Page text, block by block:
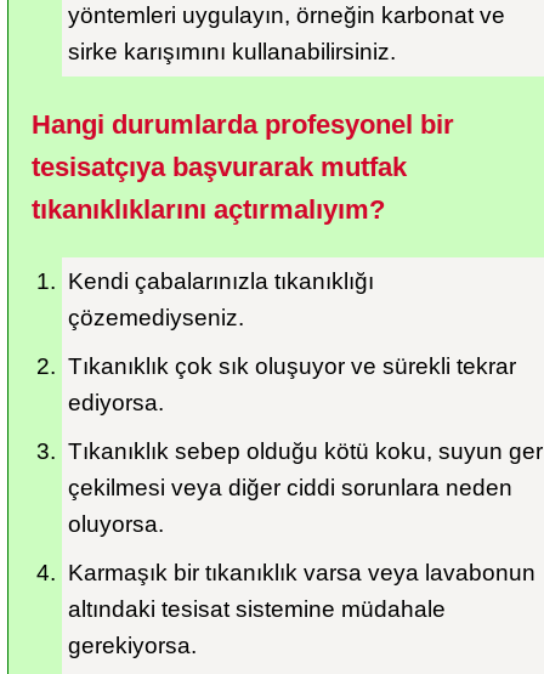
yöntemleri uygulayın, örneğin karbonat ve
sirke karışımını kullanabilirsiniz.
Hangi durumlarda profesyonel bir
tesisatçıya başvurarak mutfak
tıkanıklıklarını açtırmalıyım?
Kendi çabalarınızla tıkanıklığı
çözemediyseniz.
Tıkanıklık çok sık oluşuyor ve sürekli tekrar
ediyorsa.
Tıkanıklık sebep olduğu kötü koku, suyun
çekilmesi veya diğer ciddi sorunlara neden
oluyorsa.
Karmaşık bir tıkanıklık varsa veya lavabonun
altındaki tesisat sistemine müdahale
gerekiyorsa.